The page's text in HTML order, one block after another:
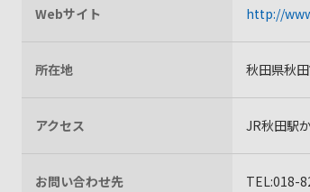
Webサイト http://
所在地 秋田県秋
アクセス JR秋田駅
お問い合わせ先 TEL:018-